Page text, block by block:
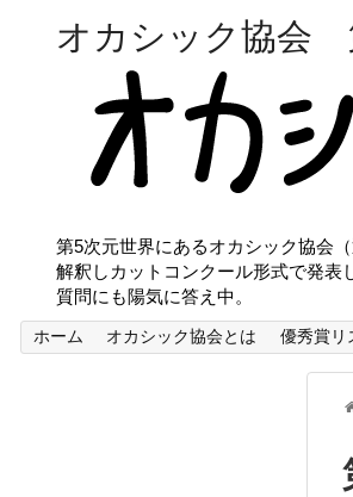
オカシック協会
第5次元世界にあるオカシック協会
解釈しカットコンクール形式で発表
質問にも陽気に答え中。
ホーム オカシック協会とは 優秀賞リ